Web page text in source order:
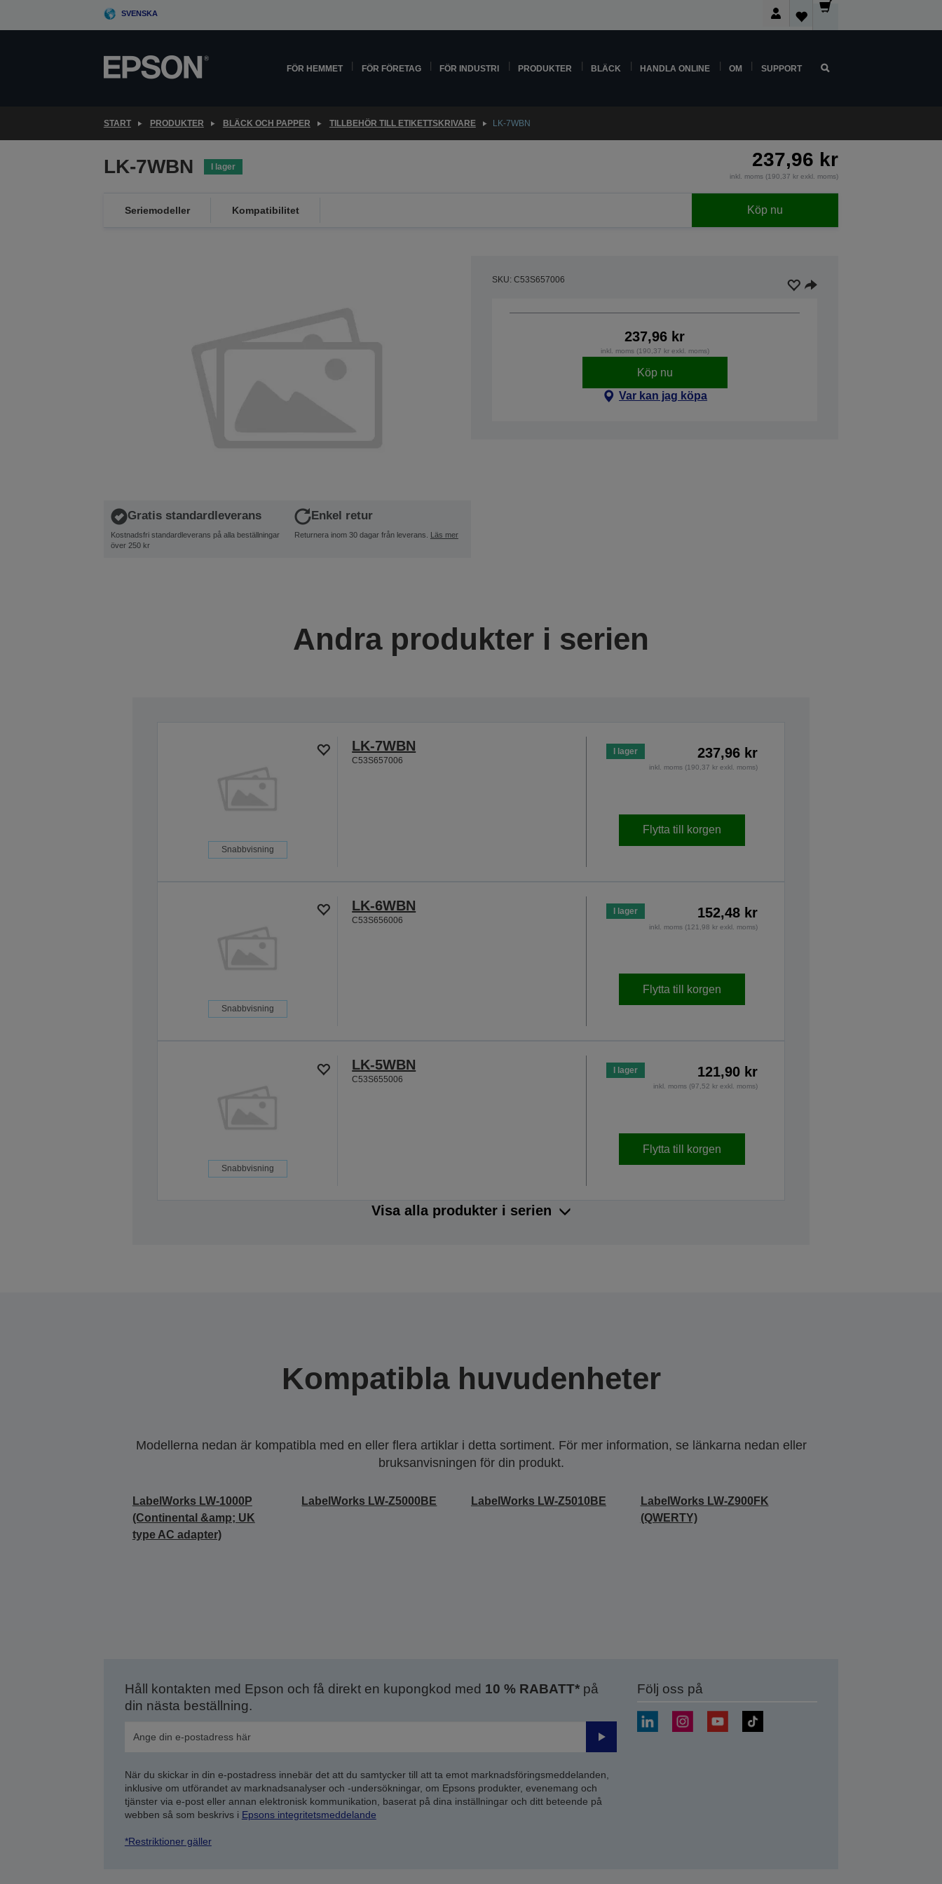
SVENSKA
FÖR HEMMET FÖR FÖRETAG FÖR INDUSTRI PRODUKTER BLÄCK HANDLA ONLINE OM SUPPORT
START PRODUKTER BLÄCK OCH PAPPER TILLBEHÖR TILL ETIKETTSKRIVARE LK-7WBN
LK-7WBN I lager 237,96 kr
inkl. moms (190,37 kr exkl. moms)
Seriemodeller Kompatibilitet Köp nu
Gratis standardleverans
Kostnadsfri standardleverans på alla beställningar
över 250 kr
Enkel retur
Returnera inom 30 dagar från leverans. Läs mer
SKU: C53S657006
237,96 kr
inkl. moms (190,37 kr exkl. moms)
Köp nu
Var kan jag köpa
Andra produkter i serien
Snabbvisning
LK-7WBN
C53S657006
I lager 237,96 kr
inkl. moms (190,37 kr exkl. moms)
Flytta till korgen
Snabbvisning
LK-6WBN
C53S656006
I lager 152,48 kr
inkl. moms (121,98 kr exkl. moms)
Flytta till korgen
Snabbvisning
LK-5WBN
C53S655006
I lager 121,90 kr
inkl. moms (97,52 kr exkl. moms)
Flytta till korgen
Visa alla produkter i serien
Kompatibla huvudenheter
Modellerna nedan är kompatibla med en eller flera artiklar i detta sortiment. För mer information, se länkarna nedan eller
bruksanvisningen för din produkt.
LabelWorks LW-1000P
(Continental &amp; UK
type AC adapter)
LabelWorks LW-Z5000BE LabelWorks LW-Z5010BE
LabelWorks LW-Z900FK
(QWERTY)
Håll kontakten med Epson och få direkt en kupongkod med 10 % RABATT*på
din nästa beställning.
Skicka
När du skickar in din e-postadress innebär det att du samtycker till att ta emot marknadsföringsmeddelanden,
inklusive om utförandet av marknadsanalyser och -undersökningar, om Epsons produkter, evenemang och
tjänster via e-post eller annan elektronisk kommunikation, baserat på dina inställningar och ditt beteende på
webben så som beskrivs i Epsons integritetsmeddelande
*Restriktioner gäller
Följ oss på